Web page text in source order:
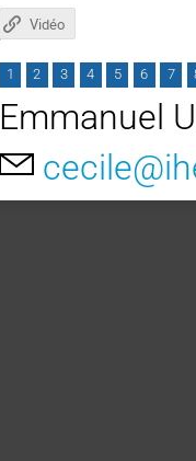
Vidéo
1 2 3 4 5 6 7
Emmanuel